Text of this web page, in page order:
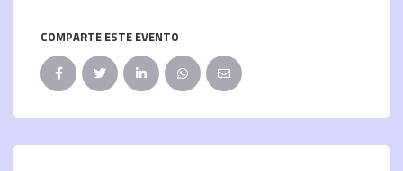
COMPARTE ESTE EVENTO